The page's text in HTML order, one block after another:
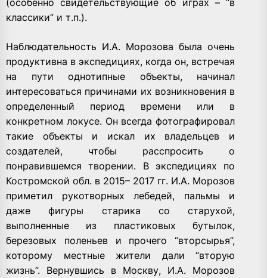
классики” и т.п.).
Наблюдательность И.А. Морозова была очень
продуктивна в экспедициях, когда он, встречая
на пути однотипные объекты, начинал
интересоваться причинами их возникновения в
определенный период времени или в
конкретном локусе. Он всегда фотографировал
такие объекты и искал их владельцев и
создателей, чтобы расспросить о
понравившемся творении. В экспедициях по
Костромской обл. в 2015– 2017 гг. И.А. Морозов
приметил рукотворных лебедей, пальмы и
даже фигуры старика со старухой,
выполненные из пластиковых бутылок,
березовых поленьев и прочего “вторсырья”,
которому местные жители дали “вторую
жизнь”. Вернувшись в Москву, И.А. Морозов